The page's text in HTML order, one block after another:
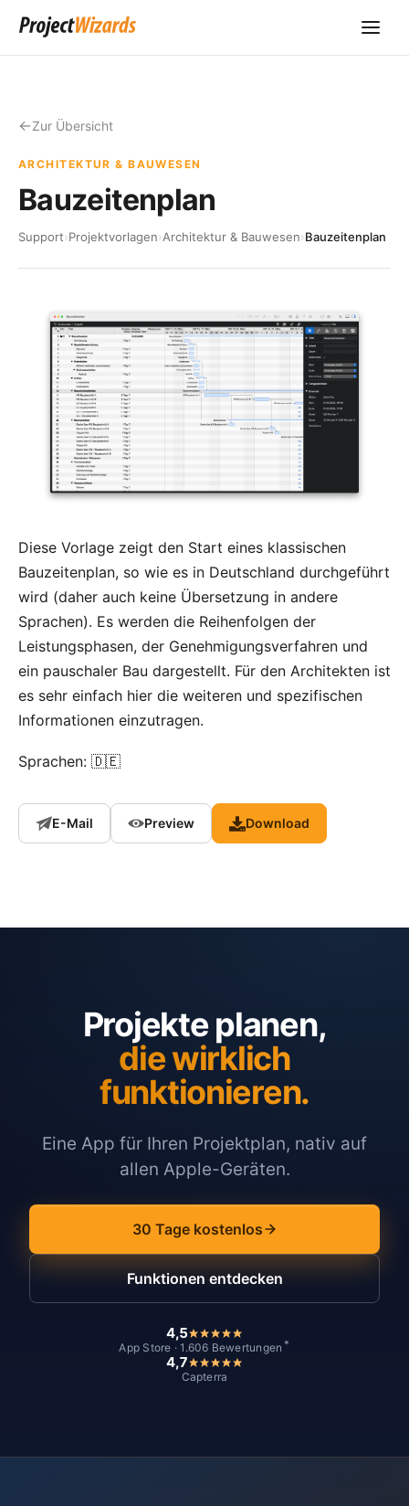
Zur Übersicht
ARCHITEKTUR & BAUWESEN
Bauzeitenplan
Support›Projektvorlagen›Architektur & Bauwesen›Bauzeitenplan
Diese Vorlage zeigt den Start eines klassischen
Bauzeitenplan, so wie es in Deutschland durchgeführt
wird (daher auch keine Übersetzung in andere
Sprachen). Es werden die Reihenfolgen der
Leistungsphasen, der Genehmigungsverfahren und
ein pauschaler Bau dargestellt. Für den Architekten ist
es sehr einfach hier die weiteren und spezifischen
Informationen einzutragen.
Sprachen: 🇩🇪
E-Mail Preview Download
Projekte planen,
die wirklich
funktionieren.
Eine App für Ihren Projektplan, nativ auf
allen Apple-Geräten.
30 Tage kostenlos
Funktionen entdecken
4,5
App Store · 1.606 Bewertungen *
4,7
Capterra